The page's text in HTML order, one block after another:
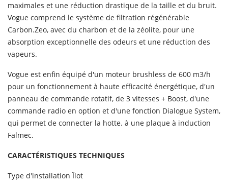
maximales et une réduction drastique de la taille et du bruit.
Vogue comprend le système de filtration régénérable
Carbon.Zeo, avec du charbon et de la zéolite, pour une
absorption exceptionnelle des odeurs et une réduction des
vapeurs.
Vogue est enfin équipé d'un moteur brushless de 600 m3/h
pour un fonctionnement à haute efficacité énergétique, d'un
panneau de commande rotatif, de 3 vitesses + Boost, d'une
commande radio en option et d'une fonction Dialogue System,
qui permet de connecter la hotte. à une plaque à induction
Falmec.
CARACTÉRISTIQUES TECHNIQUES
Type d'installation Îlot